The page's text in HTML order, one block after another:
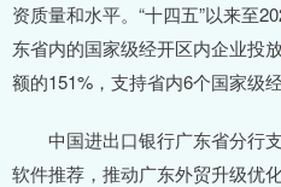
资质量和水平。“十四五”以来至
东省内的国家级经开区内企业投
额的151%，支持省内6个国家级经
中国进出口银行广东省分行支
软件推荐，推动广东外贸升级优